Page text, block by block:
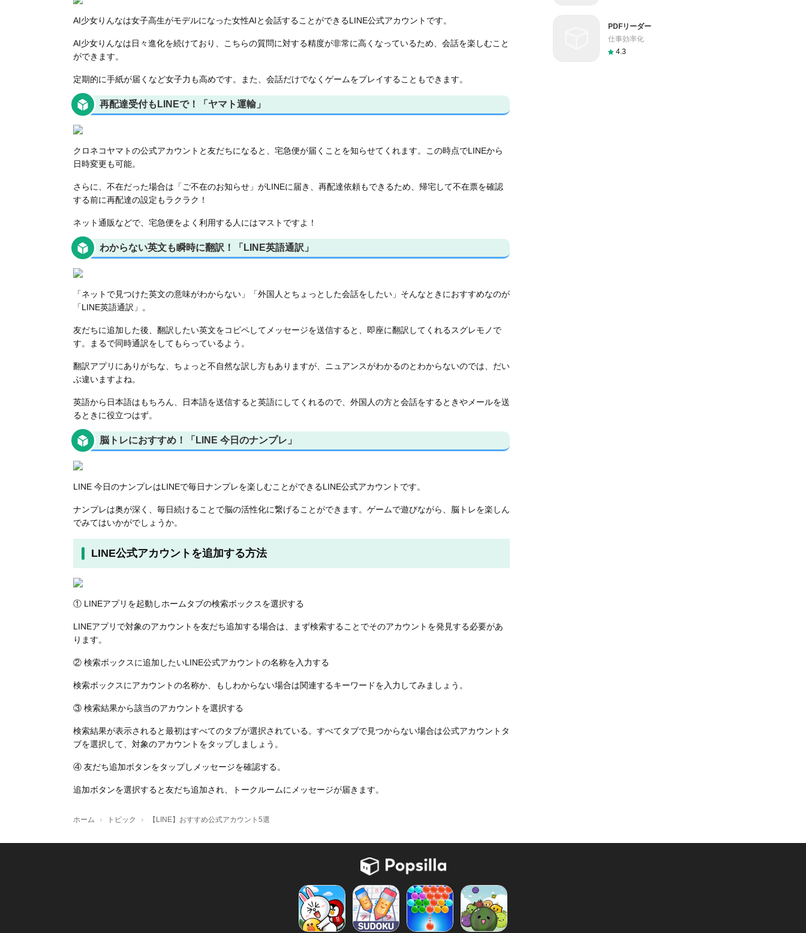
AI少女りんなは女子高生がモデルになった女性AIと会話することができるLINE公式アカウントです。
AI少女りんなは日々進化を続けており、こちらの質問に対する精度が非常に高くなっているため、会話を楽しむこと
ができます。
定期的に手紙が届くなど女子力も高めです。また、会話だけでなくゲームをプレイすることもできます。
再配達受付もLINEで！「ヤマト運輸」
クロネコヤマトの公式アカウントと友だちになると、宅急便が届くことを知らせてくれます。この時点でLINEから
日時変更も可能。
さらに、不在だった場合は「ご不在のお知らせ」がLINEに届き、再配達依頼もできるため、帰宅して不在票を確認
する前に再配達の設定もラクラク！
ネット通販などで、宅急便をよく利用する人にはマストですよ！
わからない英文も瞬時に翻訳！「LINE英語通訳」
「ネットで見つけた英文の意味がわからない」「外国人とちょっとした会話をしたい」そんなときにおすすめなのが
「LINE英語通訳」。
友だちに追加した後、翻訳したい英文をコピペしてメッセージを送信すると、即座に翻訳してくれるスグレモノで
す。まるで同時通訳をしてもらっているよう。
翻訳アプリにありがちな、ちょっと不自然な訳し方もありますが、ニュアンスがわかるのとわからないのでは、だい
ぶ違いますよね。
英語から日本語はもちろん、日本語を送信すると英語にしてくれるので、外国人の方と会話をするときやメールを送
るときに役立つはず。
脳トレにおすすめ！「LINE 今日のナンプレ」
LINE 今日のナンプレはLINEで毎日ナンプレを楽しむことができるLINE公式アカウントです。
ナンプレは奥が深く、毎日続けることで脳の活性化に繋げることができます。ゲームで遊びながら、脳トレを楽しん
でみてはいかがでしょうか。
LINE公式アカウントを追加する方法
① LINEアプリを起動しホームタブの検索ボックスを選択する
LINEアプリで対象のアカウントを友だち追加する場合は、まず検索することでそのアカウントを発見する必要があ
ります。
② 検索ボックスに追加したいLINE公式アカウントの名称を入力する
検索ボックスにアカウントの名称か、もしわからない場合は関連するキーワードを入力してみましょう。
③ 検索結果から該当のアカウントを選択する
検索結果が表示されると最初はすべてのタブが選択されている。すべてタブで見つからない場合は公式アカウントタ
ブを選択して、対象のアカウントをタップしましょう。
④ 友だち追加ボタンをタップしメッセージを確認する。
追加ボタンを選択すると友だち追加され、トークルームにメッセージが届きます。
ホーム › トピック › 【LINE】おすすめ公式アカウント5選
PDFリーダー
仕事効率化
4.3